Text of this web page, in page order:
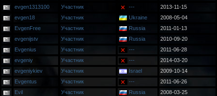
evgen1313100
Участник ---
2013-11-15
evgen18
Участник Ukraine
2008-05-04
EvgenFree
Участник Russia
2011-01-13
evgenijstv
Участник Russia
2010-09-20
Evgenius
Участник ---
2011-06-28
evgeniy
Участник ---
2014-03-20
evgeniykiev
Участник Israel
2009-10-14
Evgentus
Участник ---
2011-06-26
Evil
Участник Russia
2008-03-25